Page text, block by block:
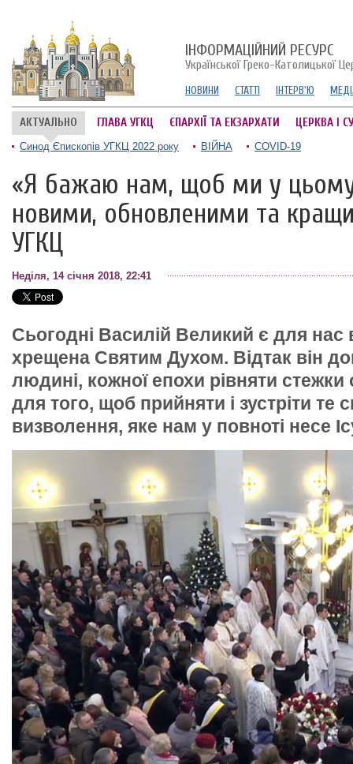
ІНФОРМАЦІЙНИЙ РЕСУРС
Української Греко-Католицької
НОВИНИ СТАТТІ ІНТЕРВ'Ю
АКТУАЛЬНО ГЛАВА УГКЦ ЄПАРХІЇ ТА ЕКЗАРХАТИ ЦЕРКВА І
Синод Єпископів УГКЦ 2022 року ВІЙНА COVID-19
«Я бажаю нам, щоб ми у цьому
новими, обновленими та
УГКЦ
Неділя, 14 січня 2018, 22:41
Сьогодні Василій Великий є для нас
хрещена Святим Духом. Відтак він
людині, кожної епохи рівняти стежки
для того, щоб прийняти і зустріти те
визволення, яке нам у повноті несе